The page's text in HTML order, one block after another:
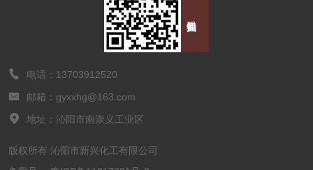

电话：13703912520

邮箱：gyxxhg@163.com

地址：沁阳市南崇义工业区
版权所有 沁阳市新兴化工有限公司